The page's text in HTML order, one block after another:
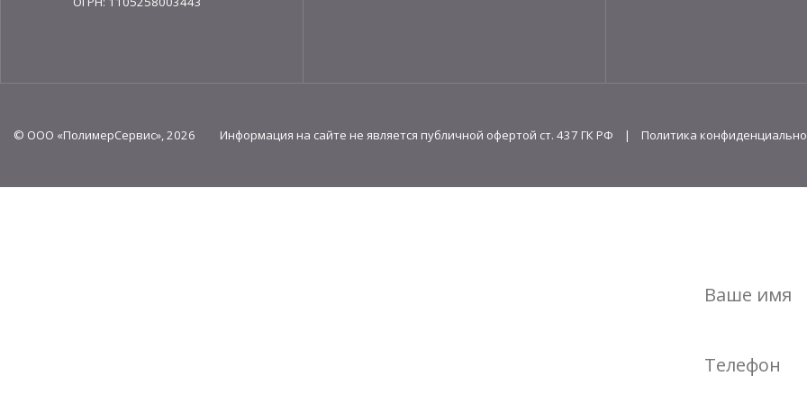
© ООО «ПолимерСервис», 2026 Информация на сайте не является публичной офертой ст. 437 ГК РФ | Политика